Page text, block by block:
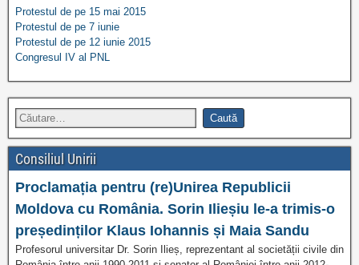
Protestul de pe 15 mai 2015
Protestul de pe 7 iunie
Protestul de pe 12 iunie 2015
Congresul IV al PNL
Consiliul Unirii
Proclamația pentru (re)Unirea Republicii
Moldova cu România. Sorin Ilieșiu le-a trimis-o
președinților Klaus Iohannis și Maia Sandu
Profesorul universitar Dr. Sorin Ilieș, reprezentant al societății civile din